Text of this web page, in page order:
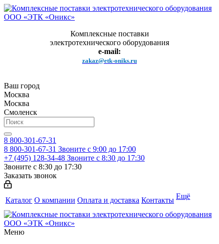
Комплексные поставки
электротехнического оборудования
e-mail:
zakaz@etk-oniks.ru
Ваш город
Москва
Москва
Смоленск
8 800-301-67-31
8 800-301-67-31 Звоните с 9:00 до 17:00
+7 (495) 128-34-48 Звоните с 8:30 до 17:30
Звоните с 8:30 до 17:30
Заказать звонок
Каталог О компании Оплата и доставка Контакты Ещё
Меню